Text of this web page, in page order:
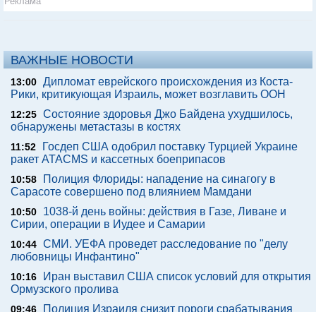
ВАЖНЫЕ НОВОСТИ
13:00 Дипломат еврейского происхождения из Коста-
Рики, критикующая Израиль, может возглавить ООН
12:25 Состояние здоровья Джо Байдена ухудшилось,
обнаружены метастазы в костях
11:52
Госдеп США одобрил поставку Турцией Украине
ракет ATACMS и кассетных боеприпасов
10:58
Полиция Флориды: нападение на синагогу в
Сарасоте совершено под влиянием Мамдани
10:50
1038-й день войны: действия в Газе, Ливане и
Сирии, операции в Иудее и Самарии
10:44 СМИ. УЕФА проведет расследование по "делу
любовницы Инфантино"
10:16
Иран выставил США список условий для открытия
Ормузского пролива
09:46 Полиция Израиля снизит пороги срабатывания